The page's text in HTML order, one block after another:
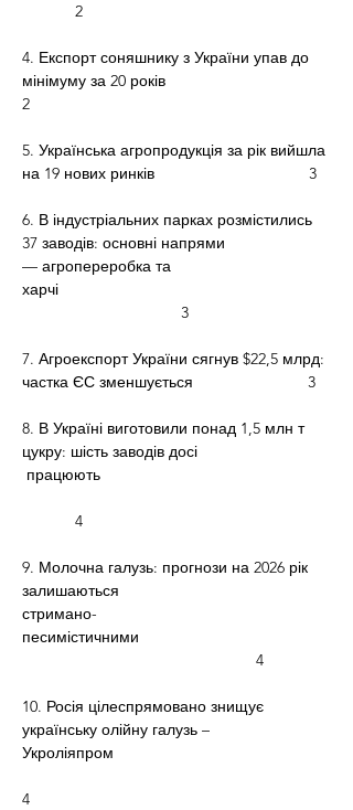
2
4. Експорт соняшнику з України упав до
мінімуму за 20 років
2
5. Українська агропродукція за рік вийшла
на 19 нових ринків                                   3
6. В індустріальних парках розмістились
37 заводів: основні напрями
— агропереробка та
харчі
3
7. Агроекспорт України сягнув $22,5 млрд:
частка ЄС зменшується                          3
8. В Україні виготовили понад 1,5 млн т
цукру: шість заводів досі
працюють
4
9. Молочна галузь: прогнози на 2026 рік
залишаються
стримано-
песимістичними
4
10. Росія цілеспрямовано знищує
українську олійну галузь –
Укроліяпром
4